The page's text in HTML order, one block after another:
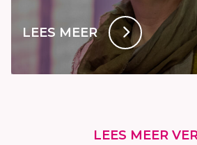
LEES MEER
LEES MEER